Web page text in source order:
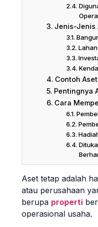
Jenis-Jenis
Lahan
Contoh
Pentingnya
Cara
Aset tetap adalah
atau perusahaan
berupa properti
operasional usaha.